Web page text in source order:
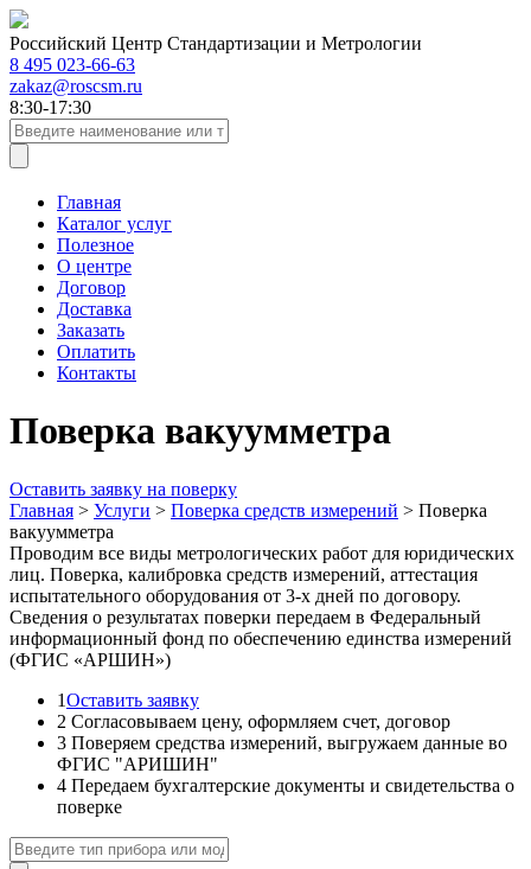
Российский Центр Стандартизации и Метрологии
8 495 023-66-63
zakaz@roscsm.ru
8:30-17:30
Главная
Каталог услуг
Полезное
О центре
Договор
Доставка
Заказать
Оплатить
Контакты
Поверка вакуумметра
Оставить заявку на поверку
Главная > Услуги > Поверка средств измерений > Поверка
вакуумметра
Проводим все виды метрологических работ для юридических
лиц. Поверка, калибровка средств измерений, аттестация
испытательного оборудования от 3-х дней по договору.
Сведения о результатах поверки передаем в Федеральный
информационный фонд по обеспечению единства измерений
(ФГИС «АРШИН»)
1Оставить заявку
2 Согласовываем цену, оформляем счет, договор
3 Поверяем средства измерений, выгружаем данные во
ФГИС "АРИШИН"
4 Передаем бухгалтерские документы и свидетельства о
поверке